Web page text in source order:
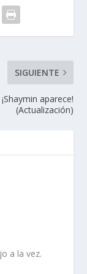
SIGUIENTE
¡Shaymin aparece!
(Actualización)
a la vez.